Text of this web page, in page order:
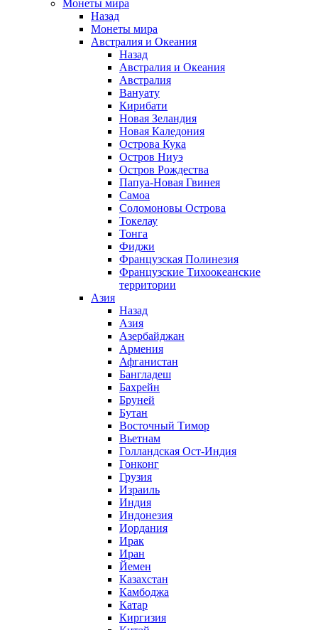
Монеты мира
Назад
Монеты мира
Австралия и Океания
Назад
Австралия и Океания
Австралия
Вануату
Кирибати
Новая Зеландия
Новая Каледония
Острова Кука
Остров Ниуэ
Остров Рождества
Папуа-Новая Гвинея
Самоа
Соломоновы Острова
Токелау
Тонга
Фиджи
Французская Полинезия
Французские Тихоокеанские
территории
Азия
Назад
Азия
Азербайджан
Армения
Афганистан
Бангладеш
Бахрейн
Бруней
Бутан
Восточный Тимор
Вьетнам
Голландская Ост-Индия
Гонконг
Грузия
Израиль
Индия
Индонезия
Иордания
Ирак
Иран
Йемен
Казахстан
Камбоджа
Катар
Киргизия